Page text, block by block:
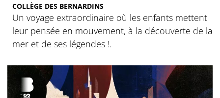
COLLÈGE DES BERNARDINS
Un voyage extraordinaire où les enfants mettent
leur pensée en mouvement, à la découverte de la
mer et de ses légendes !.